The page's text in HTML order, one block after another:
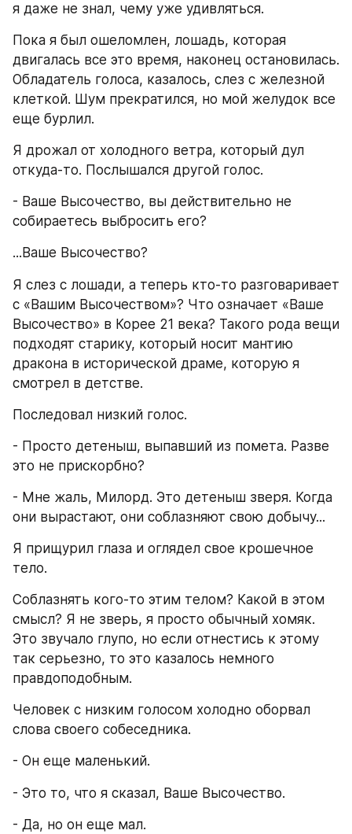
я даже не знал, чему уже удивляться.
Пока я был ошеломлен, лошадь, которая
двигалась все это время, наконец остановилась.
Обладатель голоса, казалось, слез с железной
клеткой. Шум прекратился, но мой желудок все
еще бурлил.
Я дрожал от холодного ветра, который дул
откуда-то. Послышался другой голос.
- Ваше Высочество, вы действительно не
собираетесь выбросить его?
...Ваше Высочество?
Я слез с лошади, а теперь кто-то разговаривает
с «Вашим Высочеством»? Что означает «Ваше
Высочество» в Корее 21 века? Такого рода вещи
подходят старику, который носит мантию
дракона в исторической драме, которую я
смотрел в детстве.
Последовал низкий голос.
- Просто детеныш, выпавший из помета. Разве
это не прискорбно?
- Мне жаль, Милорд. Это детеныш зверя. Когда
они вырастают, они соблазняют свою добычу...
Я прищурил глаза и оглядел свое крошечное
тело.
Соблазнять кого-то этим телом? Какой в этом
смысл? Я не зверь, я просто обычный хомяк.
Это звучало глупо, но если отнестись к этому
так серьезно, то это казалось немного
правдоподобным.
Человек с низким голосом холодно оборвал
слова своего собеседника.
- Он еще маленький.
- Это то, что я сказал, Ваше Высочество.
- Да, но он еще мал.